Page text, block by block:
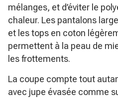
mélanges, et d’éviter le
chaleur. Les pantalons
et les tops en coton
permettent à la peau de
les frottements.
La coupe compte tout
avec jupe évasée comme